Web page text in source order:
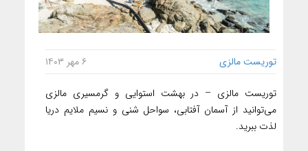
توریست مالزی ۶ مهر ۱۴۰۳
توریست مالزی – در بهشت‌ استوایی و گرمسیری مالزی
می‌توانید از آسمان آفتابی، سواحل شنی و نسیم ملایم دریا
لذت ببرید.